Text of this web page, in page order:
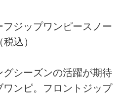
フジップワンピースノー
込）
グシーズンの活躍が期待
ンピ。フロントジップ